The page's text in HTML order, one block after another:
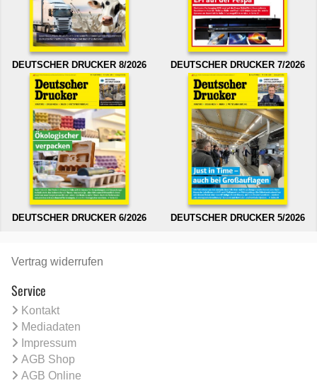
DEUTSCHER DRUCKER 8/2026 DEUTSCHER DRUCKER 7/2026
DEUTSCHER DRUCKER 6/2026 DEUTSCHER DRUCKER 5/2026
Vertrag widerrufen
Service
Kontakt
Mediadaten
Impressum
AGB Shop
AGB Online